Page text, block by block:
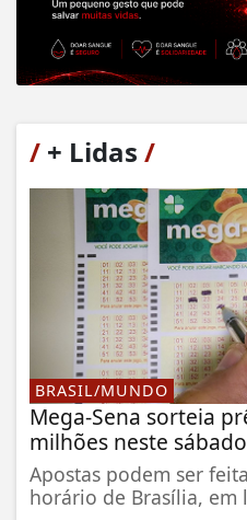
/ + Lidas /
BRASIL/MUNDO
Mega-Sena sorteia
milhões neste sábado
Apostas podem ser
horário de Brasília, em